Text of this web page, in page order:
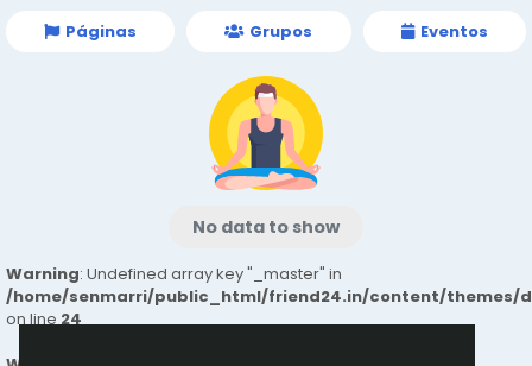
Páginas Grupos Eventos
No data to show
Warning: Undefined array key "_master" in
/home/senmarri/public_html/friend24.in/content/themes/
on line24